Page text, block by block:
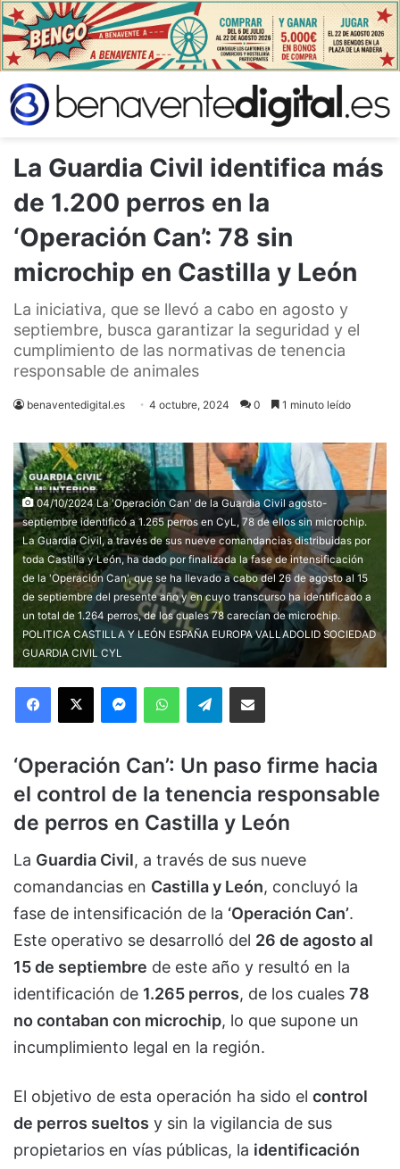
La Guardia Civil identifica más
de 1.200 perros en la
‘Operación Can’: 78 sin
microchip en Castilla y León
La iniciativa, que se llevó a cabo en agosto y
septiembre, busca garantizar la seguridad y el
cumplimiento de las normativas de tenencia
responsable de animales
benaventedigital.es 4 octubre, 2024 0 1 minuto leído
04/10/2024 La 'Operación Can' de la Guardia Civil agosto-
septiembre identificó a 1.265 perros en CyL, 78 de ellos sin microchip.
La Guardia Civil, a través de sus nueve comandancias distribuidas por
toda Castilla y León, ha dado por finalizada la fase de intensificación
de la 'Operación Can', que se ha llevado a cabo del 26 de agosto al 15
de septiembre del presente año y en cuyo transcurso ha identificado a
un total de 1.264 perros, de los cuales 78 carecían de microchip.
POLITICA CASTILLA Y LEÓN ESPAÑA EUROPA VALLADOLID SOCIEDAD
GUARDIA CIVIL CYL
Facebook
X MessengerWhatsAppTelegramCompartir via Email
‘Operación Can’: Un paso firme hacia
el control de la tenencia responsable
de perros en Castilla y León
La Guardia Civil, a través de sus nueve
comandancias en Castilla y León, concluyó la
fase de intensificación de la ‘Operación Can’.
Este operativo se desarrolló del 26 de agosto al
15 de septiembre de este año y resultó en la
identificación de 1.265 perros, de los cuales 78
no contaban con microchip, lo que supone un
incumplimiento legal en la región.
El objetivo de esta operación ha sido el control
de perros sueltos y sin la vigilancia de sus
propietarios en vías públicas, la identificación